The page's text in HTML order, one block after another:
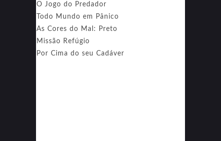
O Jogo do Predador
Todo Mundo em Pânico
As Cores do Mal: Preto
Missão Refúgio
Por Cima do seu Cadáver